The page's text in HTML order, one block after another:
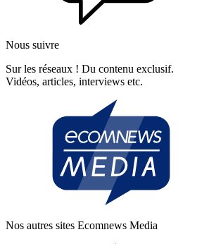
Nous suivre
Sur les réseaux ! Du contenu exclusif.
Vidéos, articles, interviews etc.
Nos autres sites Ecomnews Media